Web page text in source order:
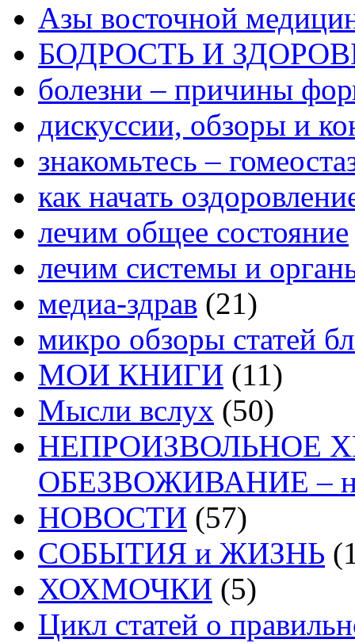
Азы восточной
БОДРОСТЬ И
болезни – причины
дискуссии, обзоры и
знакомьтесь –
как начать
лечим общее состояние
лечим системы и
медиа-здрав (21)
микро обзоры статей
МОИ КНИГИ (11)
Мысли вслух (50)
НЕПРОИЗВОЛЬНОЕ
ОБЕЗВОЖИВАНИЕ –
НОВОСТИ (57)
СОБЫТИЯ и ЖИЗНЬ
ХОХМОЧКИ (5)
Цикл статей о